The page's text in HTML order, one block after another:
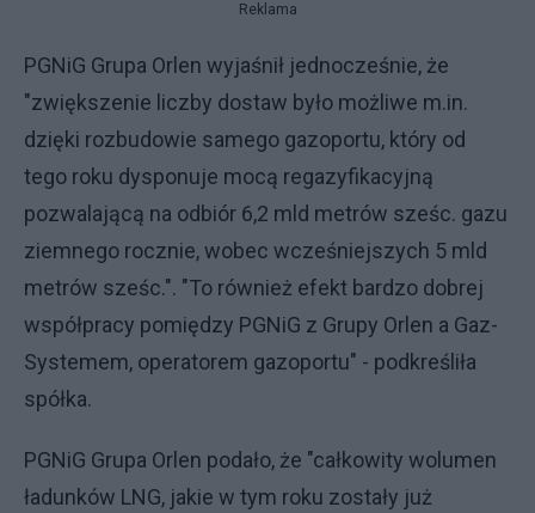
Reklama
PGNiG Grupa Orlen wyjaśnił jednocześnie, że
"zwiększenie liczby dostaw było możliwe m.in.
dzięki rozbudowie samego gazoportu, który od
tego roku dysponuje mocą regazyfikacyjną
pozwalającą na odbiór 6,2 mld metrów sześc. gazu
ziemnego rocznie, wobec wcześniejszych 5 mld
metrów sześc.". "To również efekt bardzo dobrej
współpracy pomiędzy PGNiG z Grupy Orlen a Gaz-
Systemem, operatorem gazoportu" - podkreśliła
spółka.
PGNiG Grupa Orlen podało, że "całkowity wolumen
ładunków LNG, jakie w tym roku zostały już